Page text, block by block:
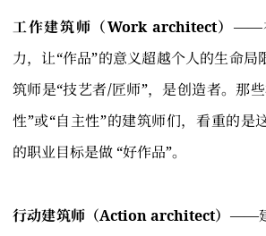
工作建筑师（Work architect） ——
力，让“作品”的意义超越个人的生命局
筑师是“技艺者/匠师”，是创造者。那
性”或“自主性”的建筑师们，看重的是
的职业目标是做 “好作品”。
行动建筑师（Action architect） ——